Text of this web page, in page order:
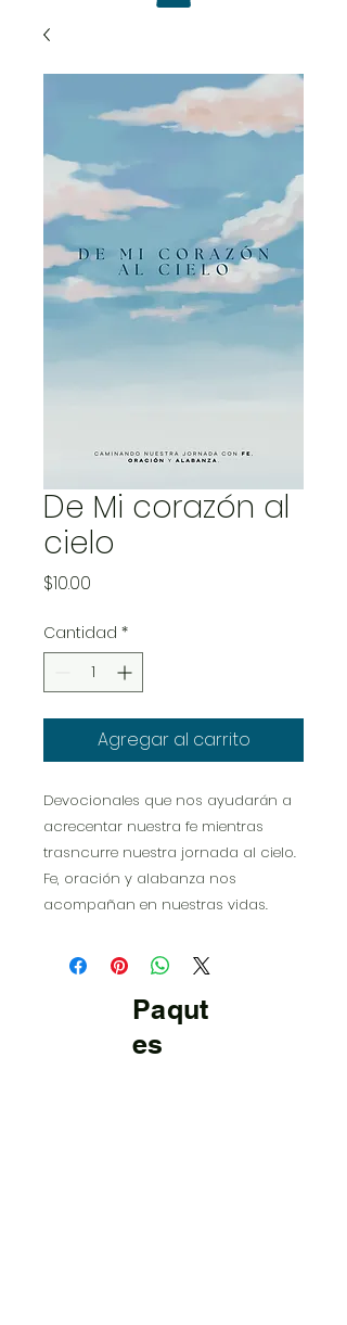
De Mi corazón al
cielo
$10.00
Cantidad *
Agregar al carrito
Devocionales que nos ayudarán a
acrecentar nuestra fe mientras
trasncurre nuestra jornada al cielo.
Fe, oración y alabanza nos
acompañan en nuestras vidas.
Paqut
es